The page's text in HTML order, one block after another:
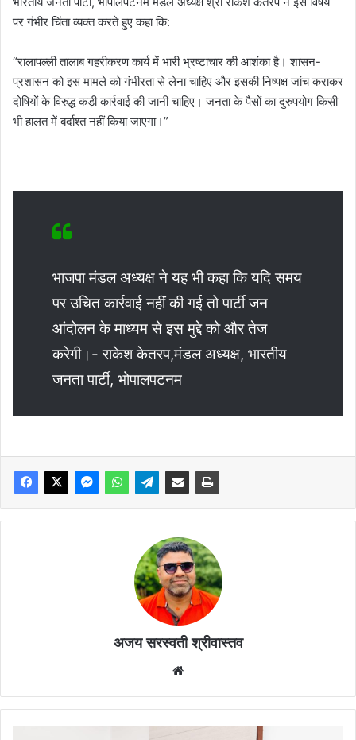
पर गंभीर चिंता व्यक्त करते हुए कहा कि:
“रालापल्ली तालाब गहरीकरण कार्य में भारी भ्रष्टाचार की आशंका है। शासन-
प्रशासन को इस मामले को गंभीरता से लेना चाहिए और इसकी निष्पक्ष जांच कराकर
दोषियों के विरुद्ध कड़ी कार्रवाई की जानी चाहिए। जनता के पैसों का दुरुपयोग किसी
भी हालत में बर्दाश्त नहीं किया जाएगा।”
भाजपा मंडल अध्यक्ष ने यह भी कहा कि यदि समय
पर उचित कार्रवाई नहीं की गई तो पार्टी जन
आंदोलन के माध्यम से इस मुद्दे को और तेज
करेगी।- राकेश केतरप,मंडल अध्यक्ष, भारतीय
जनता पार्टी, भोपालपटनम
अजय सरस्वती श्रीवास्तव